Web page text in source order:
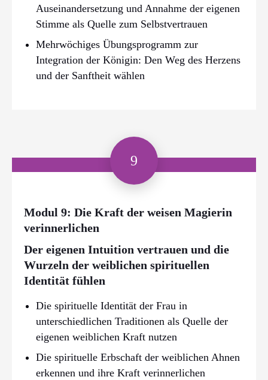
Auseinandersetzung und Annahme der eigenen
Stimme als Quelle zum Selbstvertrauen
Mehrwöchiges Übungsprogramm zur
Integration der Königin: Den Weg des Herzens
und der Sanftheit wählen
9
Modul 9: Die Kraft der weisen Magierin
verinnerlichen
Der eigenen Intuition vertrauen und die
Wurzeln der weiblichen spirituellen
Identität fühlen
Die spirituelle Identität der Frau in
unterschiedlichen Traditionen als Quelle der
eigenen weiblichen Kraft nutzen
Die spirituelle Erbschaft der weiblichen Ahnen
erkennen und ihre Kraft verinnerlichen